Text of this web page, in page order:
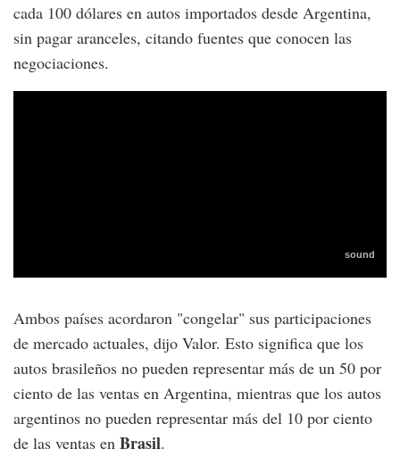
cada 100 dólares en autos importados desde Argentina,
sin pagar aranceles, citando fuentes que conocen las
negociaciones.
Ambos países acordaron "congelar" sus participaciones
de mercado actuales, dijo Valor. Esto significa que los
autos brasileños no pueden representar más de un 50 por
ciento de las ventas en Argentina, mientras que los autos
argentinos no pueden representar más del 10 por ciento
de las ventas en Brasil.